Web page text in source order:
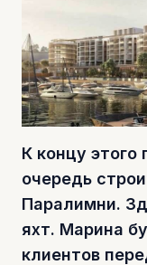
К концу этого
очередь
Паралимни.
яхт. Марина
клиентов